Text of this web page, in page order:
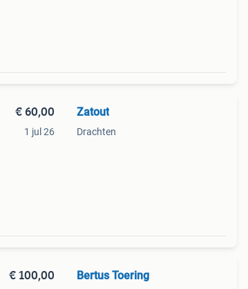
€ 60,00
1 jul 26
Zatout
Drachten
€ 100,00 Bertus Toering